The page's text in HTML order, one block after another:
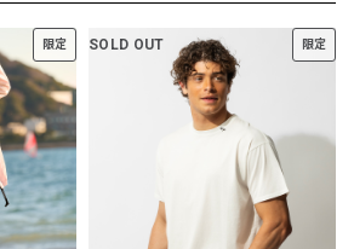
限定 SOLD OUT 限定